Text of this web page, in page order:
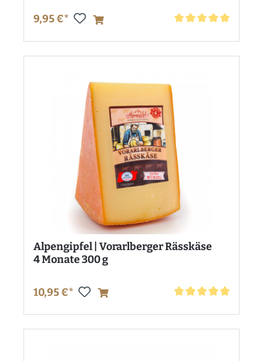
9,95 €*
Alpengipfel | Vorarlberger Rässkäse
4 Monate 300 g
10,95 €*